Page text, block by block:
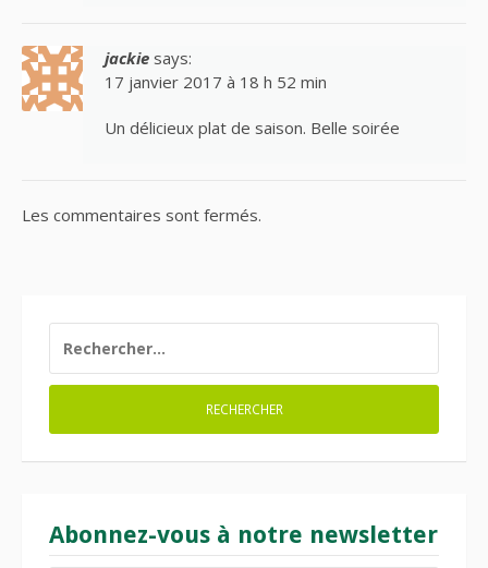
jackie says:
17 janvier 2017 à 18 h 52 min
Un délicieux plat de saison. Belle soirée
Les commentaires sont fermés.
Abonnez-vous à notre newsletter